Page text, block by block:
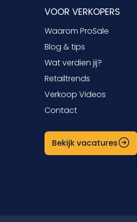
VOOR VERKOPERS
Waarom ProSale
Blog & tips
Wat verdien jij?
Retailtrends
Verkoop Videos
Contact
Bekijk vacatures